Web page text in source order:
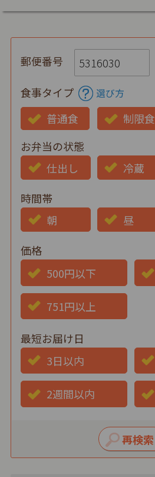
郵便番号
食事タイプ 選び方
普通食 制限食
お弁当の状態
仕出し
冷蔵
時間帯
朝
昼
価格
500円以下
751円以上
最短お届け日
3日以内
2週間以内